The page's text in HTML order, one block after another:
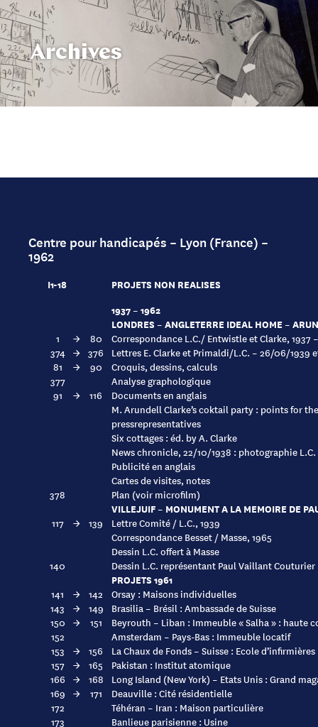
Archives
Centre pour handicapés – Lyon (France) –
1962
I1-18
PROJETS NON REALISES
1937 – 1962
LONDRES – ANGLETERRE IDEAL HOME –
1 → 80
Correspondance L.C./ Entwistle et Clarke, 1937
374 → 376
Lettres E. Clarke et Primaldi/L.C. – 26/06/1939
81
→ 90
Croquis, dessins, calculs
377
Analyse graphologique
91
→ 116
Documents en anglais
M. Arundell Clarke’s coktail party : points for
pressrepresentatives
Six cottages : éd. by A. Clarke
News chronicle, 22/10/1938 : photographie
Publicité en anglais
Cartes de visites, notes
378
Plan (voir microfilm)
VILLEJUIF – MONUMENT A LA MEMOIRE DE
117 → 139
Lettre Comité / L.C., 1939
Correspondance Besset / Masse, 1965
Dessin L.C. offert à Masse
140
Dessin L.C. représentant Paul Vaillant Couturier
PROJETS 1961
141 → 142 Orsay : Maisons individuelles
143
→ 149
Brasilia – Brésil : Ambassade de Suisse
150 → 151
Beyrouth – Liban : Immeuble « Salha » : haute
152
Amsterdam – Pays-Bas : Immeuble locatif
153
→ 156
La Chaux de Fonds – Suisse : Ecole d’infirmières
157
→ 165
Pakistan : Institut atomique
166 → 168
Long Island (New York) – Etats Unis : Grand
169 → 171
Deauville : Cité résidentielle
172
Téhéran – Iran : Maison particulière
173
Banlieue parisienne : Usine